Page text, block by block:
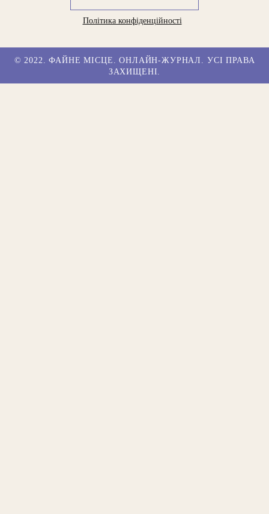
Політика конфіденційності
© 2022. ФАЙНЕ МІСЦЕ. ОНЛАЙН-ЖУРНАЛ. УСІ ПРАВА
ЗАХИЩЕНІ.